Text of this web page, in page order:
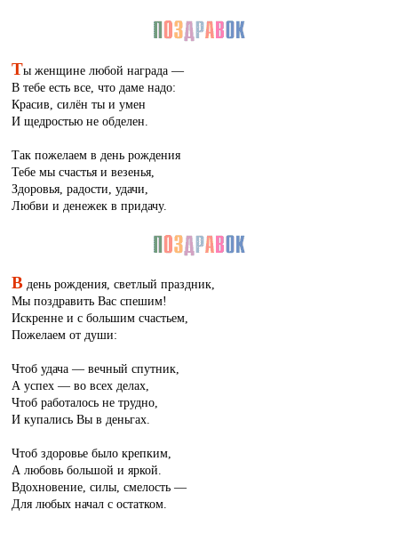
Ты женщине любой награда —
В тебе есть все, что даме надо:
Красив, силён ты и умен
И щедростью не обделен.
Так пожелаем в день рождения
Тебе мы счастья и везенья,
Здоровья, радости, удачи,
Любви и денежек в придачу.
В день рождения, светлый праздник,
Мы поздравить Вас спешим!
Искренне и с большим счастьем,
Пожелаем от души:
Чтоб удача — вечный спутник,
А успех — во всех делах,
Чтоб работалось не трудно,
И купались Вы в деньгах.
Чтоб здоровье было крепким,
А любовь большой и яркой.
Вдохновение, силы, смелость —
Для любых начал с остатком.